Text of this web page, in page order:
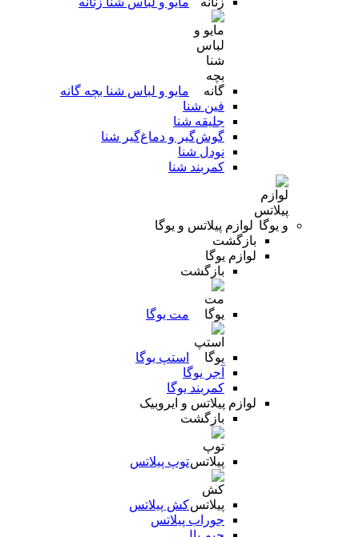
مایو و لباس شنا بچه گانه
فین شنا
جلیقه شنا
گوش‌گیر و دماغ‌گیر شنا
نودل شنا
کمربند شنا
لوازم پیلاتس و یوگا
بازگشت
لوازم یوگا
بازگشت
مت یوگا
استپ یوگا
آجر یوگا
کمربند یوگا
لوازم پیلاتس و ایروبیک
بازگشت
توپ پیلاتس
کش پیلاتس
جوراب پیلاتس